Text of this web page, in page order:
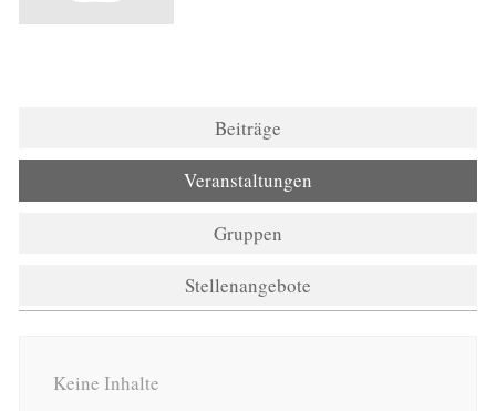
Beiträge
Veranstaltungen
Gruppen
Stellenangebote
Keine Inhalte